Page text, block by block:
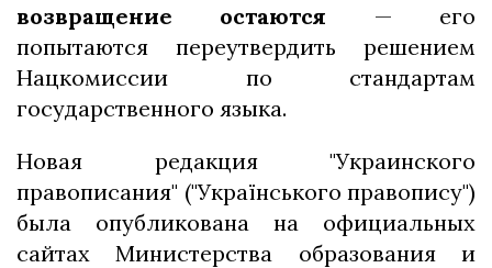
возвращение остаются — его
попытаются переутвердить решением
Нацкомиссии по стандартам
государственного языка.
Новая редакция "Украинского
правописания" ("Українського правопису")
была опубликована на официальных
сайтах Министерства образования и